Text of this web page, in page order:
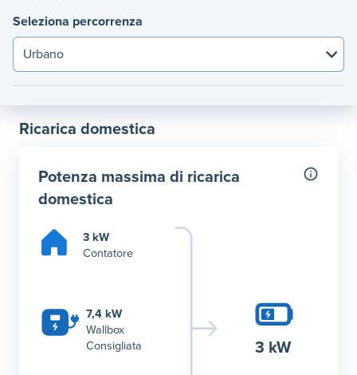
Seleziona percorrenza
Ricarica domestica
Potenza massima di ricarica
domestica
3 kW
Contatore
7,4 kW
Wallbox
Consigliata
3 kW